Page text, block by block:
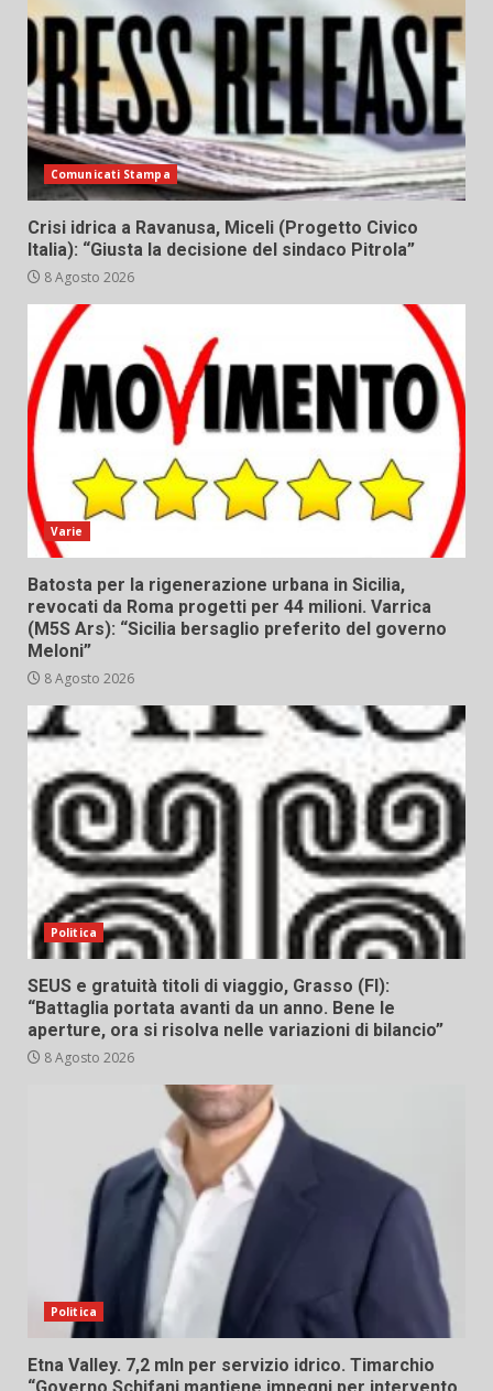
Comunicati Stampa
Crisi idrica a Ravanusa, Miceli (Progetto Civico
Italia): “Giusta la decisione del sindaco Pitrola”
8 Agosto 2026
Varie
Batosta per la rigenerazione urbana in Sicilia,
revocati da Roma progetti per 44 milioni. Varrica
(M5S Ars): “Sicilia bersaglio preferito del governo
Meloni”
8 Agosto 2026
Politica
SEUS e gratuità titoli di viaggio, Grasso (FI):
“Battaglia portata avanti da un anno. Bene le
aperture, ora si risolva nelle variazioni di bilancio”
8 Agosto 2026
Politica
Etna Valley. 7,2 mln per servizio idrico. Timarchio